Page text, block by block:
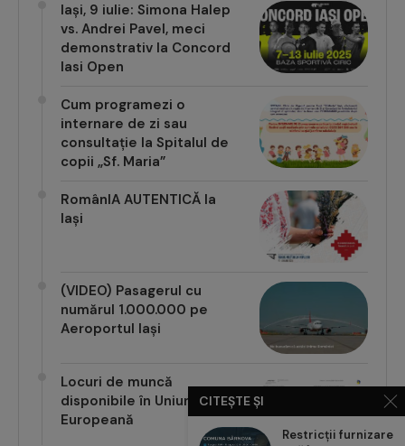
Iași, 9 iulie: Simona Halep
vs. Andrei Pavel, meci
demonstrativ la Concord
Iasi Open
Cum programezi o
internare de zi sau
consultație la Spitalul de
copii „Sf. Maria”
RomânIA AUTENTICĂ la
Iași
(VIDEO) Pasagerul cu
numărul 1.000.000 pe
Aeroportul Iași
Locuri de muncă
disponibile în Uniunea
Europeană
CITEȘTE ȘI
Restricții furnizare